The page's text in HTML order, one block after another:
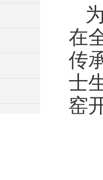
在
传
士
窑